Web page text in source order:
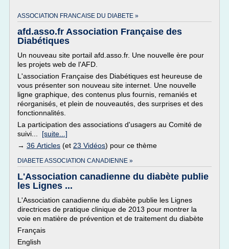
ASSOCIATION FRANCAISE DU DIABETE »
afd.asso.fr Association Française des
Diabétiques
Un nouveau site portail afd.asso.fr. Une nouvelle ère pour
les projets web de l'AFD.
L'association Française des Diabétiques est heureuse de
vous présenter son nouveau site internet. Une nouvelle
ligne graphique, des contenus plus fournis, remaniés et
réorganisés, et plein de nouveautés, des surprises et des
fonctionnalités.
La participation des associations d'usagers au Comité de
suivi... [suite...]
→ 36 Articles (et 23 Vidéos) pour ce thème
DIABETE ASSOCIATION CANADIENNE »
L'Association canadienne du diabète publie
les Lignes ...
L'Association canadienne du diabète publie les Lignes
directrices de pratique clinique de 2013 pour montrer la
voie en matière de prévention et de traitement du diabète
Français
English